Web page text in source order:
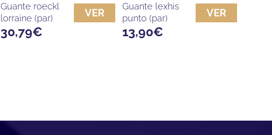
guante roeckl
lorraine (par)
30,79€
VER
guante lexhis
punto (par)
13,90€
VER